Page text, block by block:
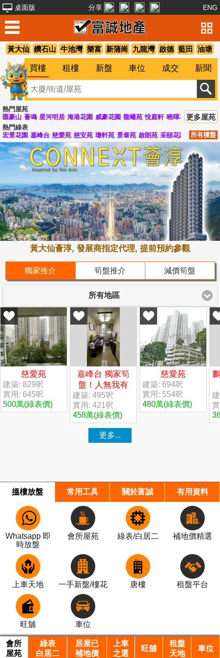
桌面版 分享 ENG
油塘
藍田
啟德
九龍灣
新蒲崗
樂富
牛池灣
鑽石山
黃大仙
買樓 租樓 新盤 車位 成交 新聞
更多屋苑
熱門屋苑
所有樓盤
匯豪山 薈鳴 星河明居 海港花園 威豪花園 龍蟠苑 悅庭軒 曉暉花園 峻弦 清
熱門綠表
宏景花園 嘉峰台 慈愛苑 慈安苑 瓊軒苑 景泰苑 啟朗苑 采頤花園 啟德花園
黃大仙薈淳, 發展商指定代理, 提前預約參觀
獨家推介 筍盤推介 減價筍盤
搵樓放盤 常用工具 關於富誠 有用資料
Whatsapp 即
時放盤
會所屋苑 綠表/白居二 補地價精選
上車天地 一手新盤/樓花 唐樓 租盤平台
旺舖 車位
會所
屋苑
綠表
白居二
居屋已
補地價
上車
之選
旺舖
租盤
天地
車位